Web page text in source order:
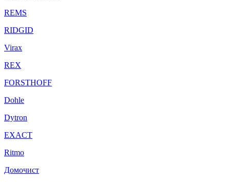
REMS
RIDGID
Virax
REX
FORSTHOFF
Dohle
Dytron
EXACT
Ritmo
Домочист